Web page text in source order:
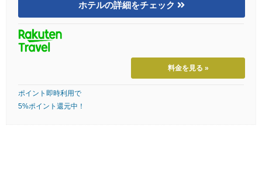
ホテルの詳細をチェック
料金を見る »
ポイント即時利用で
5%ポイント還元中！